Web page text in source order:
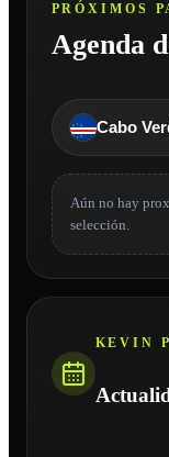
PRÓXIMOS
Agenda
Cabo
Aún no hay
selección.
KEVIN